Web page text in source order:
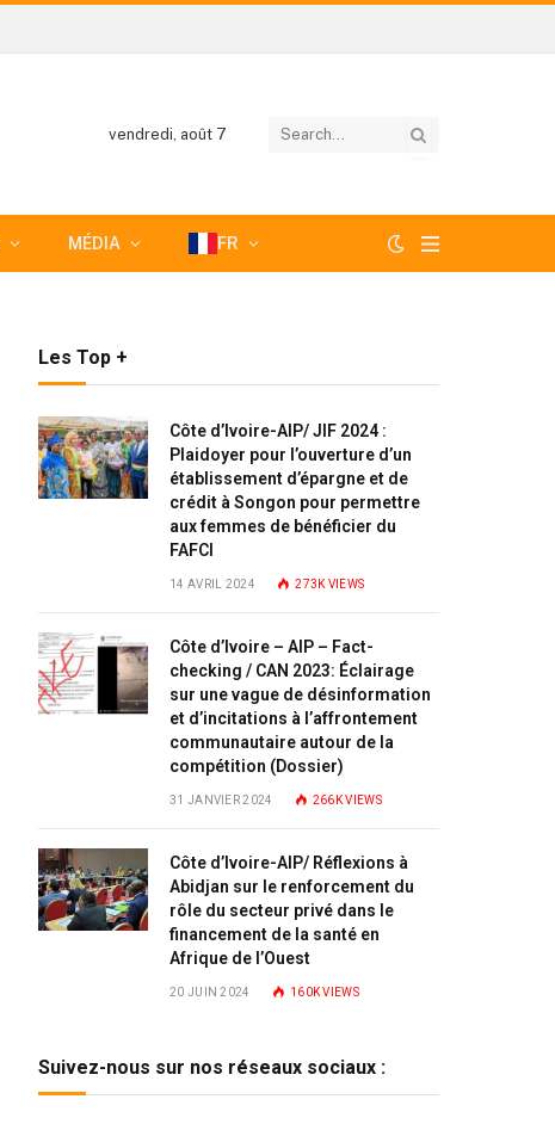
vendredi, août 7
MÉDIA FR
Les Top +
Côte d’Ivoire-AIP/ JIF 2024 :
Plaidoyer pour l’ouverture d’un
établissement d’épargne et de
crédit à Songon pour permettre
aux femmes de bénéficier du
FAFCI
14 AVRIL 2024 273K VIEWS
Côte d’Ivoire – AIP – Fact-
checking / CAN 2023: Éclairage
sur une vague de désinformation
et d’incitations à l’affrontement
communautaire autour de la
compétition (Dossier)
31 JANVIER 2024 266KVIEWS
Côte d’Ivoire-AIP/ Réflexions à
Abidjan sur le renforcement du
rôle du secteur privé dans le
financement de la santé en
Afrique de l’Ouest
20 JUIN 2024 160KVIEWS
Suivez-nous sur nos réseaux sociaux :